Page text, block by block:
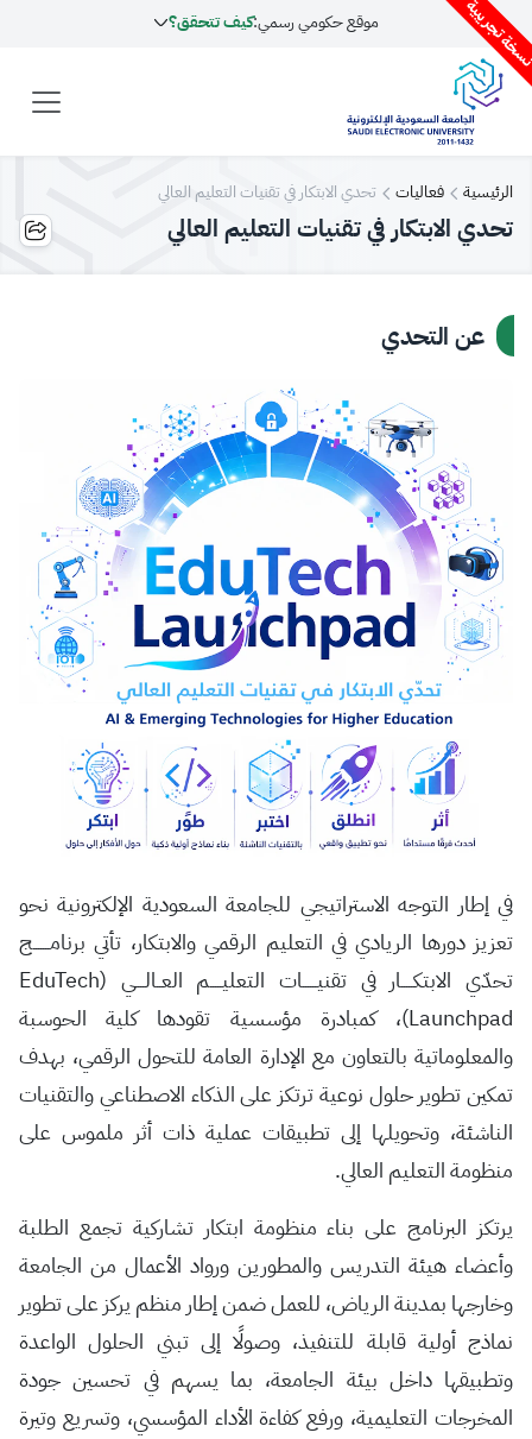
تجريبية موقع حكومي رسمي:كيف تتحقق؟
الرئيسية فعاليات تحدي الابتكار في تقنيات التعليم العالي
تحدي الابتكار في تقنيات التعليم العالي
عن التحدي
في إطار التوجه الاستراتيجي للجامعة السعودية الإلكترونية نحو
تعزيز دورها الريادي في التعليم الرقمي والابتكار، تأتي برنامـــــــج
تحدّي الابتكـــــار في تقنيــــــات التعليـــــم العــالــــي (EduTech
Launchpad)، كمبادرة مؤسسية تقودها كلية الحوسبة
والمعلوماتية بالتعاون مع الإدارة العامة للتحول الرقمي، بهدف
تمكين تطوير حلول نوعية ترتكز على الذكاء الاصطناعي والتقنيات
الناشئة، وتحويلها إلى تطبيقات عملية ذات أثر ملموس على
منظومة التعليم العالي.
يرتكز البرنامج على بناء منظومة ابتكار تشاركية تجمع الطلبة
وأعضاء هيئة التدريس والمطورين ورواد الأعمال من الجامعة
وخارجها بمدينة الرياض، للعمل ضمن إطار منظم يركز على تطوير
نماذج أولية قابلة للتنفيذ، وصولًا إلى تبني الحلول الواعدة
وتطبيقها داخل بيئة الجامعة، بما يسهم في تحسين جودة
المخرجات التعليمية، ورفع كفاءة الأداء المؤسسي، وتسريع وتيرة